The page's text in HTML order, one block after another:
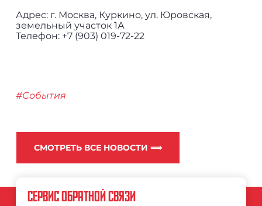
Адрес: г. Москва, Куркино, ул. Юровская,
земельный участок 1А
Телефон: +7 (903) 019-72-22
#События
СМОТРЕТЬ ВСЕ НОВОСТИ ⟹
СЕРВИС ОБРАТНОЙ СВЯЗИ